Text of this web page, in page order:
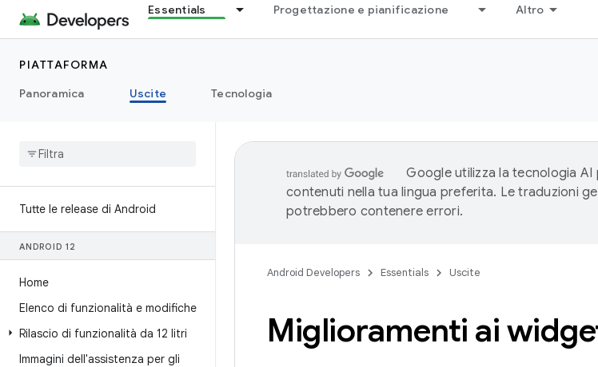
Essentials Progettazione e pianificazione Altro
PIATTAFORMA
Panoramica
Uscite Tecnologia
Tutte le release di Android
ANDROID 12
Home
Elenco di funzionalità e modifiche
Rilascio di funzionalità da 12 litri
Immagini dell'assistenza per gli
Google utilizza la tecnologia AI
contenuti nella tua lingua preferita. Le traduzioni
potrebbero contenere errori.
Android Developers Essentials Uscite
Miglioramenti ai